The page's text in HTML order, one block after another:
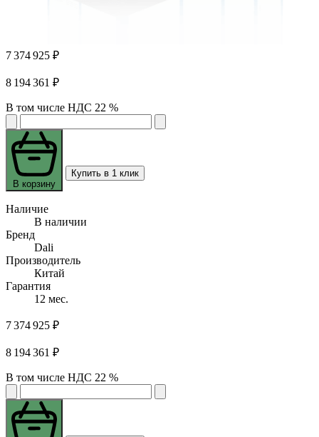
7 374 925 ₽
8 194 361 ₽
В том числе НДС 22 %
В корзину
Купить в 1 клик
Наличие
В наличии
Бренд
Dali
Производитель
Китай
Гарантия
12 мес.
7 374 925 ₽
8 194 361 ₽
В том числе НДС 22 %